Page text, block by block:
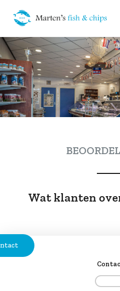
Home
Menu
Wat klanten